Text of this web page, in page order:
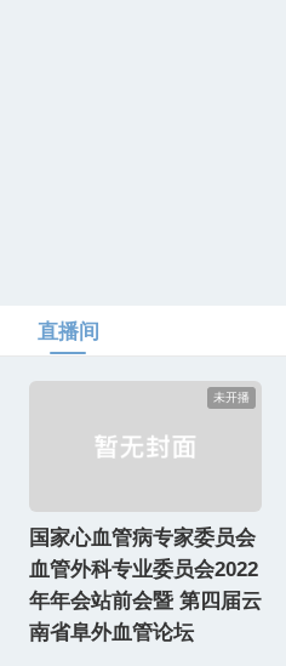
直播间
未开播
国家心血管病专家委员会
血管外科专业委员会2022
年年会站前会暨 第四届云
南省阜外血管论坛